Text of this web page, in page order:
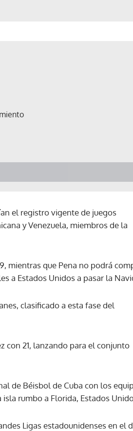
el registro vigente de juegos
y Venezuela, miembros de la
mientras que Pena no podrá
a Estados Unidos a pasar la
clasificado a esta fase del
con 21, lanzando para el conjunto
de Béisbol de Cuba con los
rumbo a Florida, Estados
Ligas estadounidenses en el